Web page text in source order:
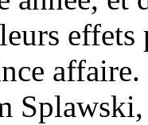
affaire.